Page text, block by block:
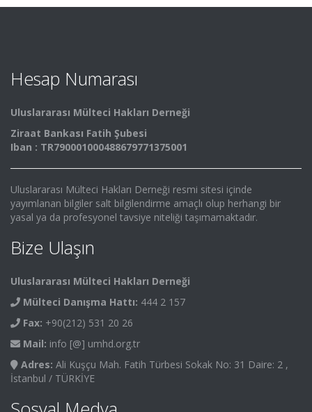
Hesap Numarası
Uluslararası Mülteci Hakları Derneği
Ziraat Bankası Fatih Şubesi
Iban : TR790001000488679771375001
Uluslararası Mülteci Hakları Derneği resmi sitesi içinde
yayımlanan bilgiler salt bilgilendirme amaçlı olup herhangi bir
yasal ya da profesyonel tavsiye niteliği taşımamaktadır.
Bize Ulaşın
Uluslararası Mülteci Hakları Derneği
Mülteci Danışma Hattı: 444 2 157
Fax: +90(212) 531 20 26
Mail: info [@] umhd.org.tr
Adres: Ali Kuşçu Mah. Fatih Türbesi Sokak No: 31 Daire: 2 ,
İstanbul / TÜRKİYE